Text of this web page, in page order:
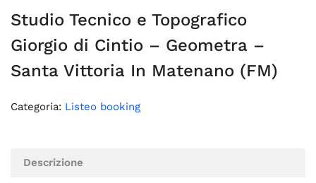
Studio Tecnico e Topografico
Giorgio di Cintio – Geometra –
Santa Vittoria In Matenano (FM)
Categoria: Listeo booking
Descrizione